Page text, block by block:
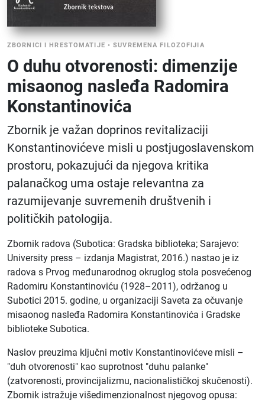
ZBORNICI I HRESTOMATIJE •SUVREMENA FILOZOFIJIA
O duhu otvorenosti: dimenzije
misaonog nasleđa Radomira
Konstantinovića
Zbornik je važan doprinos revitalizaciji
Konstantinovićeve misli u postjugoslavenskom
prostoru, pokazujući da njegova kritika
palanačkog uma ostaje relevantna za
razumijevanje suvremenih društvenih i
političkih patologija.
Zbornik radova (Subotica: Gradska biblioteka; Sarajevo:
University press – izdanja Magistrat, 2016.) nastao je iz
radova s Prvog međunarodnog okruglog stola posvećenog
Radomiru Konstantinoviću (1928–2011), održanog u
Subotici 2015. godine, u organizaciji Saveta za očuvanje
misaonog nasleđa Radomira Konstantinovića i Gradske
biblioteke Subotica.
Naslov preuzima ključni motiv Konstantinovićeve misli –
"duh otvorenosti" kao suprotnost "duhu palanke"
(zatvorenosti, provincijalizmu, nacionalističkoj skučenosti).
Zbornik istražuje višedimenzionalnost njegovog opusa: